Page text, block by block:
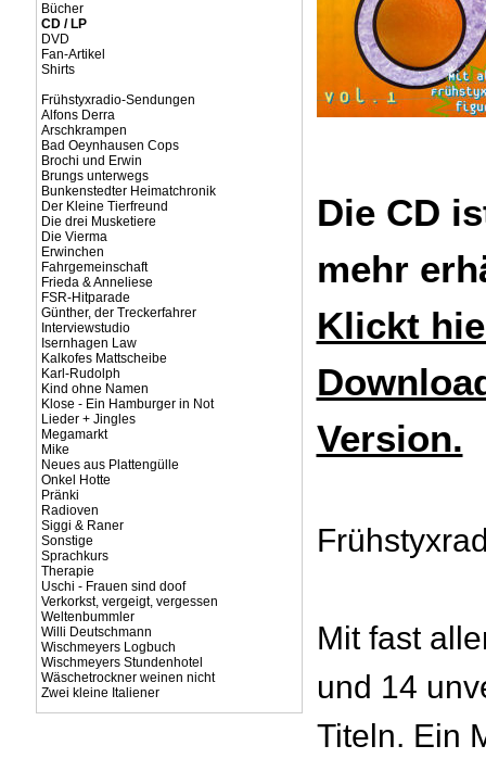
Bücher
CD / LP
DVD
Fan-Artikel
Shirts
Frühstyxradio-Sendungen
Alfons Derra
Arschkrampen
Bad Oeynhausen Cops
Brochi und Erwin
Brungs unterwegs
Bunkenstedter Heimatchronik
Der Kleine Tierfreund
Die drei Musketiere
Die Vierma
Erwinchen
Fahrgemeinschaft
Frieda & Anneliese
FSR-Hitparade
Günther, der Treckerfahrer
Interviewstudio
Isernhagen Law
Kalkofes Mattscheibe
Karl-Rudolph
Kind ohne Namen
Klose - Ein Hamburger in Not
Lieder + Jingles
Megamarkt
Mike
Neues aus Plattengülle
Onkel Hotte
Pränki
Radioven
Siggi & Raner
Sonstige
Sprachkurs
Therapie
Uschi - Frauen sind doof
Verkorkst, vergeigt, vergessen
Weltenbummler
Willi Deutschmann
Wischmeyers Logbuch
Wischmeyers Stundenhotel
Wäschetrockner weinen nicht
Zwei kleine Italiener
Die CD
mehr
Klickt
Version.
Mit fast
und 14
Titeln. Ein